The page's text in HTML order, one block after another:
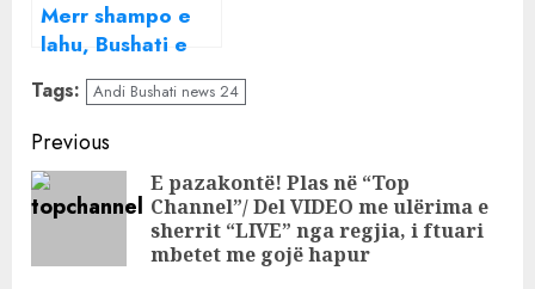
Merr shampo e
lahu, Bushati e
degjeneroi LIVE,
Ergys Mertiri: Jam
bere pishman
Tags: Andi Bushati news 24
Continue
Reading
Previous
E pazakontë! Plas në “Top
Channel”/ Del VIDEO me ulërima e
sherrit “LIVE” nga regjia, i ftuari
mbetet me gojë hapur